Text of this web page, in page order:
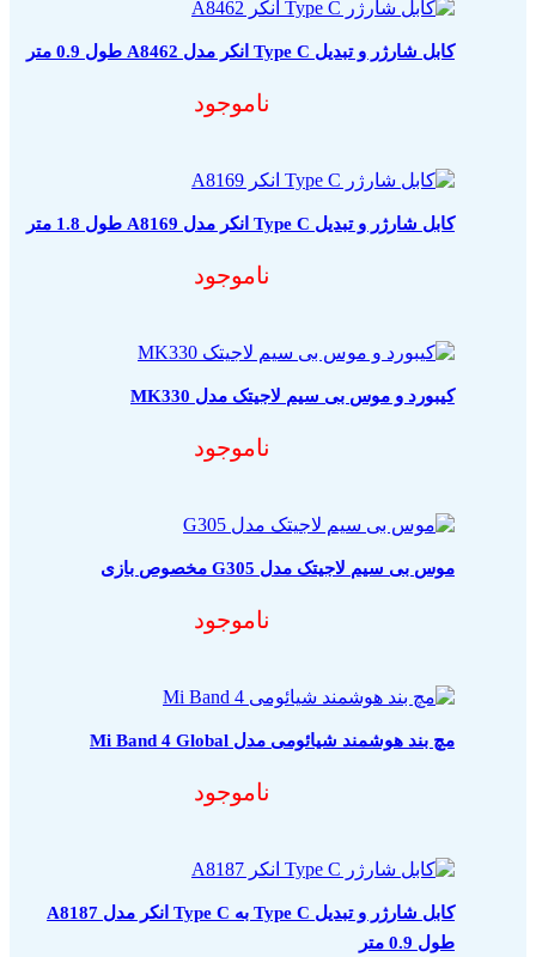
کابل شارژر و تبدیل Type C انکر مدل A8462 طول 0.9 متر
ناموجود
کابل شارژر و تبدیل Type C انکر مدل A8169 طول 1.8 متر
ناموجود
کیبورد و موس بی سیم لاجیتک مدل MK330
ناموجود
موس بی سیم لاجیتک مدل G305 مخصوص بازی
ناموجود
مچ بند هوشمند شیائومی مدل Mi Band 4 Global
ناموجود
کابل شارژر و تبدیل Type C به Type C انکر مدل A8187
طول 0.9 متر